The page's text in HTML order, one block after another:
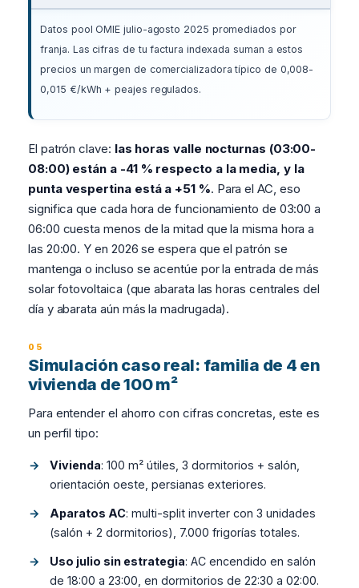
Datos pool OMIE julio-agosto 2025 promediados por
franja. Las cifras de tu factura indexada suman a estos
precios un margen de comercializadora típico de 0,008-
0,015 €/kWh + peajes regulados.
El patrón clave: las horas valle nocturnas (03:00-
08:00) están a -41 % respecto a la media, y la
punta vespertina está a +51 %. Para el AC, eso
significa que cada hora de funcionamiento de 03:00 a
06:00 cuesta menos de la mitad que la misma hora a
las 20:00. Y en 2026 se espera que el patrón se
mantenga o incluso se acentúe por la entrada de más
solar fotovoltaica (que abarata las horas centrales del
día y abarata aún más la madrugada).
Simulación caso real: familia de 4 en
vivienda de 100 m²
Para entender el ahorro con cifras concretas, este es
un perfil tipo:
Vivienda: 100 m² útiles, 3 dormitorios + salón,
orientación oeste, persianas exteriores.
Aparatos AC: multi-split inverter con 3 unidades
(salón + 2 dormitorios), 7.000 frigorías totales.
Uso julio sin estrategia: AC encendido en salón
de 18:00 a 23:00, en dormitorios de 22:30 a 02:00.